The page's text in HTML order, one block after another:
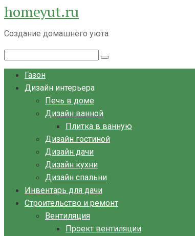
Перейти
к
контенту
homeyut.ru
Создание домашнего уюта
Газон
Дизайн интерьера
Печь в доме
Дизайн ванной
Плитка в ванную
Дизайн гостиной
Дизайн дачи
Дизайн кухни
Дизайн спальни
Инвентарь для дачи
Строительство и ремонт
Вентиляция
Проект вентиляции